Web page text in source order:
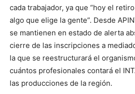
cada trabajador, ya que “hoy el
algo que elige la gente”. Desde
se mantienen en estado de alerta
cierre de las inscripciones a
la que se reestructurará el
cuántos profesionales contará el
las producciones de la región.